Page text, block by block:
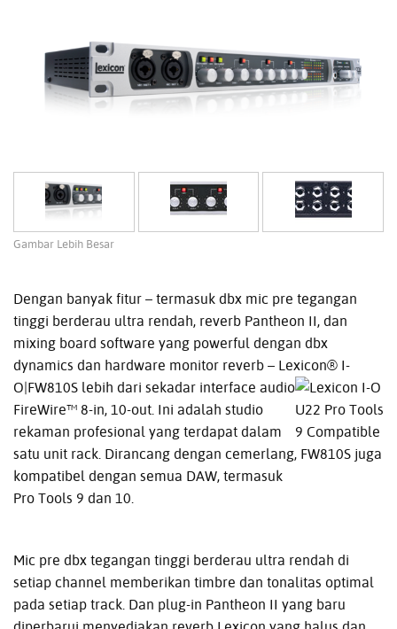
Gambar Lebih Besar
Dengan banyak fitur – termasuk dbx mic pre tegangan
tinggi berderau ultra rendah, reverb Pantheon II, dan
mixing board software yang powerful dengan dbx
dynamics dan hardware monitor reverb – Lexicon® I-
O|FW810S lebih dari sekadar interface audio
FireWire™ 8-in, 10-out. Ini adalah studio
rekaman profesional yang terdapat dalam
satu unit rack. Dirancang dengan cemerlang, FW810S juga
kompatibel dengan semua DAW, termasuk
Pro Tools 9 dan 10.
Mic pre dbx tegangan tinggi berderau ultra rendah di
setiap channel memberikan timbre dan tonalitas optimal
pada setiap track. Dan plug-in Pantheon II yang baru